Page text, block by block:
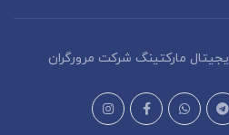
مارکتینگ شرکت مرورگران